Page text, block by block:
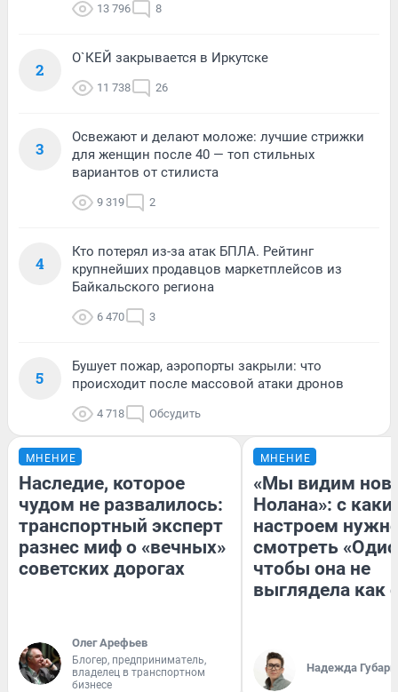
13 796 8
2
О`КЕЙ закрывается в Иркутске
11 738 26
3
Освежают и делают моложе: лучшие стрижки
для женщин после 40 — топ стильных
вариантов от стилиста
9 319 2
4
Кто потерял из-за атак БПЛА. Рейтинг
крупнейших продавцов маркетплейсов из
Байкальского региона
6 470 3
5
Бушует пожар, аэропорты закрыли: что
происходит после массовой атаки дронов
4 718 Обсудить
МНЕНИЕ
Наследие, которое
чудом не развалилось:
транспортный эксперт
разнес миф о «вечных»
советских дорогах
Олег Арефьев
Блогер, предприниматель,
владелец в транспортном
бизнесе
МНЕНИЕ
«Мы видим
Нолана»: с
настроем
смотреть
чтобы она не
выглядела как
Надежда Губарь